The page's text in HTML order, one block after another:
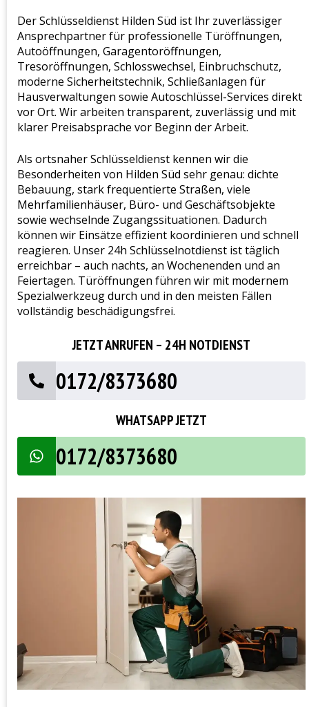
Der Schlüsseldienst Hilden Süd ist Ihr zuverlässiger
Ansprechpartner für professionelle Türöffnungen,
Autoöffnungen, Garagentoröffnungen,
Tresoröffnungen, Schlosswechsel, Einbruchschutz,
moderne Sicherheitstechnik, Schließanlagen für
Hausverwaltungen sowie Autoschlüssel-Services direkt
vor Ort. Wir arbeiten transparent, zuverlässig und mit
klarer Preisabsprache vor Beginn der Arbeit.
Als ortsnaher Schlüsseldienst kennen wir die
Besonderheiten von Hilden Süd sehr genau: dichte
Bebauung, stark frequentierte Straßen, viele
Mehrfamilienhäuser, Büro- und Geschäftsobjekte
sowie wechselnde Zugangssituationen. Dadurch
können wir Einsätze effizient koordinieren und schnell
reagieren. Unser 24h Schlüsselnotdienst ist täglich
erreichbar – auch nachts, an Wochenenden und an
Feiertagen. Türöffnungen führen wir mit modernem
Spezialwerkzeug durch und in den meisten Fällen
vollständig beschädigungsfrei.
JETZT ANRUFEN – 24H NOTDIENST
0172/8373680
WHATSAPP JETZT
0172/8373680